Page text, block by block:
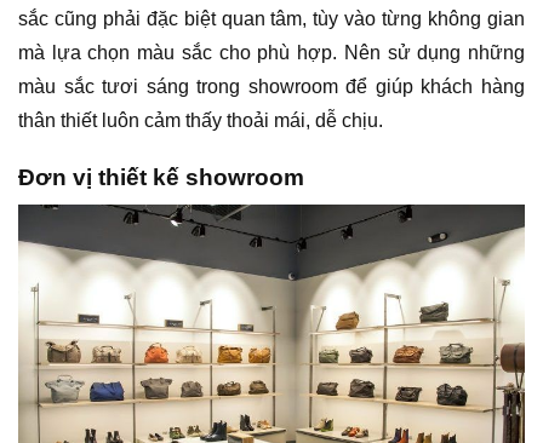
sắc cũng phải đặc biệt quan tâm, tùy vào từng không gian
mà lựa chọn màu sắc cho phù hợp. Nên sử dụng những
màu sắc tươi sáng trong showroom để giúp khách hàng
thân thiết luôn cảm thấy thoải mái, dễ chịu.
Đơn vị thiết kế showroom